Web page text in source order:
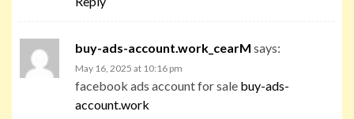
buy-ads-account.work_cearM says:
May 16, 2025 at 10:16 pm
facebook ads account for sale buy-ads-
account.work